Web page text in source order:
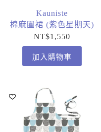
Kauniste
棉麻圍裙 (紫色星期天)
NT$1,550
加入購物車